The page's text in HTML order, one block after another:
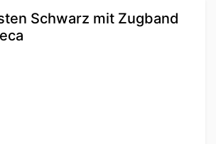
Schwarz mit Zugband